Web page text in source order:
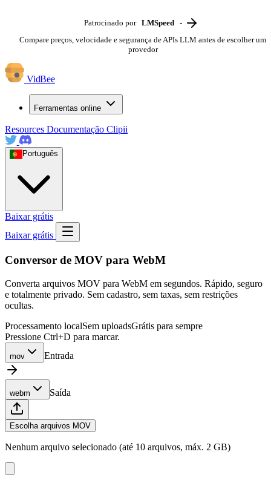
Patrocinado por LMSpeed -
Compare preços, velocidade e segurança de APIs LLM antes de escolher um
provedor
VidBee
Ferramentas online
Resources Documentação Clipii
Português
Baixar grátis
Baixar grátis
Conversor de MOV para WebM
Converta arquivos MOV para WebM em segundos. Rápido, seguro
e totalmente privado. Sem cadastro, sem taxas, sem restrições
ocultas.
Processamento localSem uploadsGrátis para sempre
Pressione Ctrl+D para marcar.
mov Entrada
webm Saída
Escolha arquivos MOV
Nenhum arquivo selecionado (até 10 arquivos, máx. 2 GB)